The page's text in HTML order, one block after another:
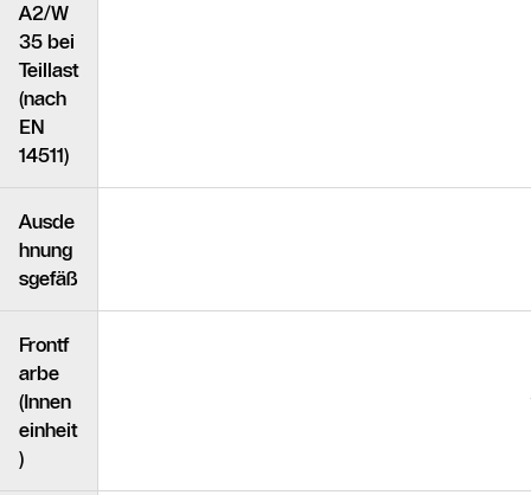
A2/W
35 bei
Teillast
(nach
EN
14511)
Ausde
hnung
sgefäß
Frontf
arbe
(Innen
einheit
)